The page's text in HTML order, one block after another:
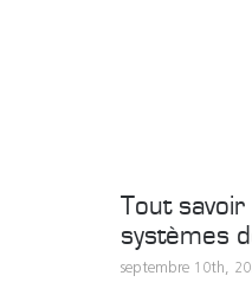
Tout
systèmes
septembre 10th,